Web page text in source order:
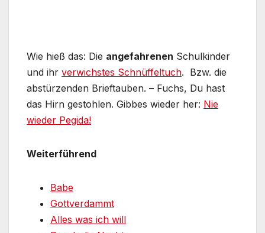
Wie hieß das: Die angefahrenen Schulkinder
und ihr verwichstes Schnüffeltuch. Bzw. die
abstürzenden Brieftauben. – Fuchs, Du hast
das Hirn gestohlen. Gibbes wieder her: Nie
wieder Pegida!
Weiterführend
Babe
Gottverdammt
Alles was ich will